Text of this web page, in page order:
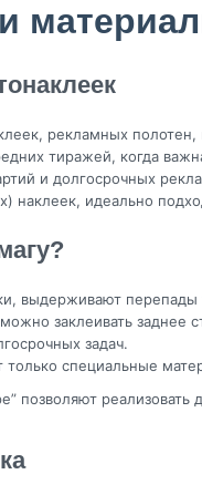
рекламных полотен,
тиражей, когда
и долгосрочных
наклеек, идеально
выдерживают
заклеивать заднее
задач.
специальные
позволяют